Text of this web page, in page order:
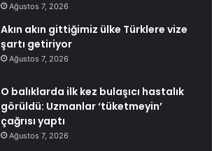
Ağustos 7, 2026
Akın akın gittiğimiz ülke Türklere vize
şartı getiriyor
Ağustos 7, 2026
O balıklarda ilk kez bulaşıcı hastalık
görüldü: Uzmanlar ‘tüketmeyin’
çağrısı yaptı
Ağustos 7, 2026